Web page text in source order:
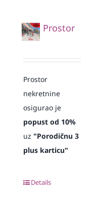
Prostor
Prostor
nekretnine
osigurao je
popust od 10%
uz "Porodičnu 3
plus karticu"
Details